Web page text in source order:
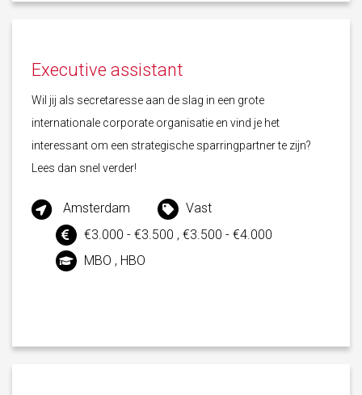
Executive assistant
Wil jij als secretaresse aan de slag in een grote
internationale corporate organisatie en vind je het
interessant om een strategische sparringpartner te zijn?
Lees dan snel verder!
Amsterdam
Vast
€3.000 - €3.500 , €3.500 - €4.000
MBO , HBO